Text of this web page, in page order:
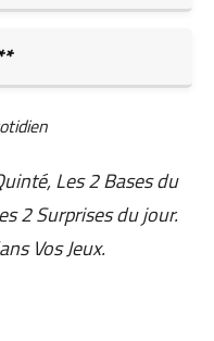
Les 2 Bases du
2 Surprises du jour.
Vos Jeux.